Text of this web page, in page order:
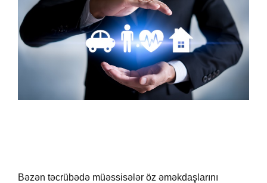
Bəzən təcrübədə müəssisələr öz əməkdaşlarını